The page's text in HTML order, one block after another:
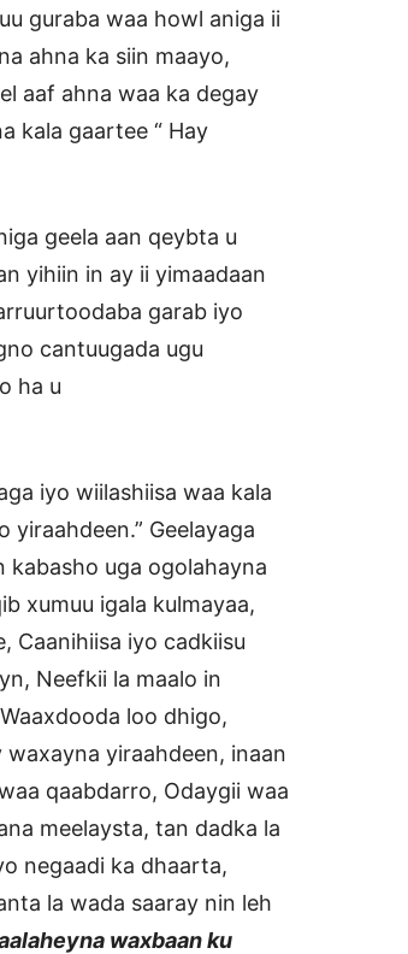
guraba waa howl aniga ii
ahna ka siin maayo,
aaf ahna waa ka degay
kala gaartee “ Hay
geela aan qeybta u
yihiin in ay ii yimaadaan
garab iyo
cantuugada ugu
ha u
iyo wiilashiisa waa kala
Geelayaga
kabasho uga ogolahayna
xumuu igala kulmayaa,
Caanihiisa iyo cadkiisu
Neefkii la maalo in
loo dhigo,
yiraahdeen, inaan
qaabdarro, Odaygii waa
meelaysta, tan dadka la
negaadi ka dhaarta,
la wada saaray nin leh
waxbaan ku